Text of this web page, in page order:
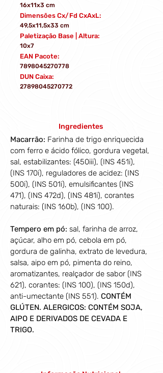
16x11x3 cm
Dimensões Cx/Fd CxAxL:
49,5x11,5x33 cm
Paletização Base | Altura:
10x7
EAN Pacote:
7898045270778
DUN Caixa:
27898045270772
Ingredientes
Macarrão: Farinha de trigo enriquecida
com ferro e ácido fólico, gordura vegetal,
sal, estabilizantes: (450iii), (INS 451i),
(INS 170i), reguladores de acidez: (INS
500i), (INS 501i), emulsificantes (INS
471), (INS 472d), (INS 481i), corantes
naturais: (INS 160b), (INS 100).
Tempero em pó: sal, farinha de arroz,
açúcar, alho em pó, cebola em pó,
gordura de galinha, extrato de levedura,
salsa, aipo em pó, pimenta do reino,
aromatizantes, realçador de sabor (INS
621), corantes: (INS 100), (INS 150d),
anti-umectante (INS 551). CONTÉM
GLÚTEN. ALERGICOS: CONTÉM SOJA,
AIPO E DERIVADOS DE CEVADA E
TRIGO.